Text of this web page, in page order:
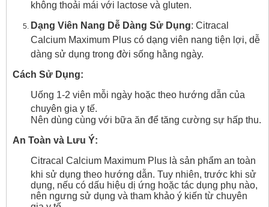
không thoải mái với lactose và gluten.
Dạng Viên Nang Dễ Dàng Sử Dụng: Citracal
Calcium Maximum Plus có dạng viên nang tiện lợi, dễ
dàng sử dụng trong đời sống hằng ngày.
Cách Sử Dụng:
Uống 1-2 viên mỗi ngày hoặc theo hướng dẫn của
chuyên gia y tế.
Nên dùng cùng với bữa ăn để tăng cường sự hấp thu.
An Toàn và Lưu Ý:
Citracal Calcium Maximum Plus là sản phẩm an toàn
khi sử dụng theo hướng dẫn. Tuy nhiên, trước khi sử
dụng, nếu có dấu hiệu dị ứng hoặc tác dụng phụ nào,
nên ngưng sử dụng và tham khảo ý kiến từ chuyên